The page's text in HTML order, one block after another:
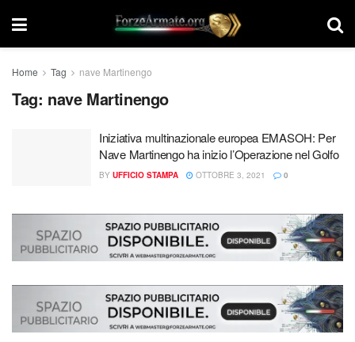
Home Tag nave Martinengo
Tag: nave Martinengo
Iniziativa multinazionale europea EMASOH: Per
Nave Martinengo ha inizio l’Operazione nel Golfo
BY UFFICIO STAMPA OTTOBRE 3, 2021 0